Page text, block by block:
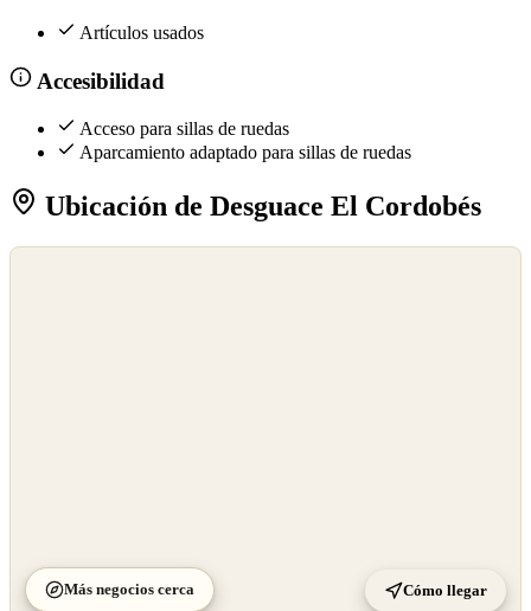
Artículos usados
Accesibilidad
Acceso para sillas de ruedas
Aparcamiento adaptado para sillas de ruedas
Ubicación de Desguace El Cordobés
Más negocios cerca Cómo llegar